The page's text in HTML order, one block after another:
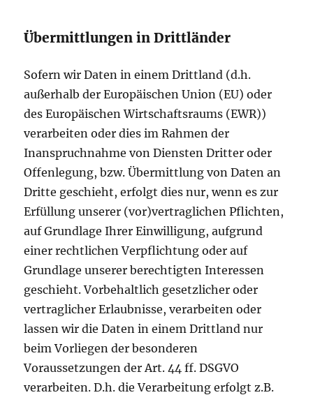
Übermittlungen in Drittländer
Sofern wir Daten in einem Drittland (d.h.
außerhalb der Europäischen Union (EU) oder
des Europäischen Wirtschaftsraums (EWR))
verarbeiten oder dies im Rahmen der
Inanspruchnahme von Diensten Dritter oder
Offenlegung, bzw. Übermittlung von Daten an
Dritte geschieht, erfolgt dies nur, wenn es zur
Erfüllung unserer (vor)vertraglichen Pflichten,
auf Grundlage Ihrer Einwilligung, aufgrund
einer rechtlichen Verpflichtung oder auf
Grundlage unserer berechtigten Interessen
geschieht. Vorbehaltlich gesetzlicher oder
vertraglicher Erlaubnisse, verarbeiten oder
lassen wir die Daten in einem Drittland nur
beim Vorliegen der besonderen
Voraussetzungen der Art. 44 ff. DSGVO
verarbeiten. D.h. die Verarbeitung erfolgt z.B.